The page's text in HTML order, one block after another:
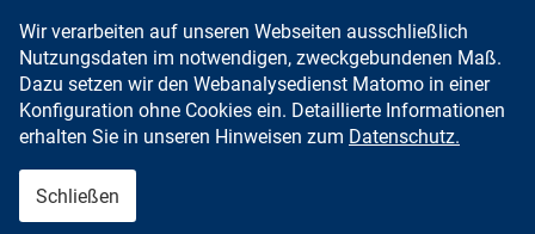
Zum Inhalt springen
Wir verarbeiten auf unseren Webseiten ausschließlich
Nutzungsdaten im notwendigen, zweckgebundenen Maß.
Dazu setzen wir den Webanalysedienst Matomo in einer
Konfiguration ohne Cookies ein. Detaillierte Informationen
erhalten Sie in unseren Hinweisen zum Datenschutz.
Schließen